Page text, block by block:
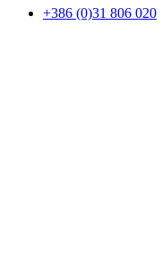
+386 (0)31 806 020